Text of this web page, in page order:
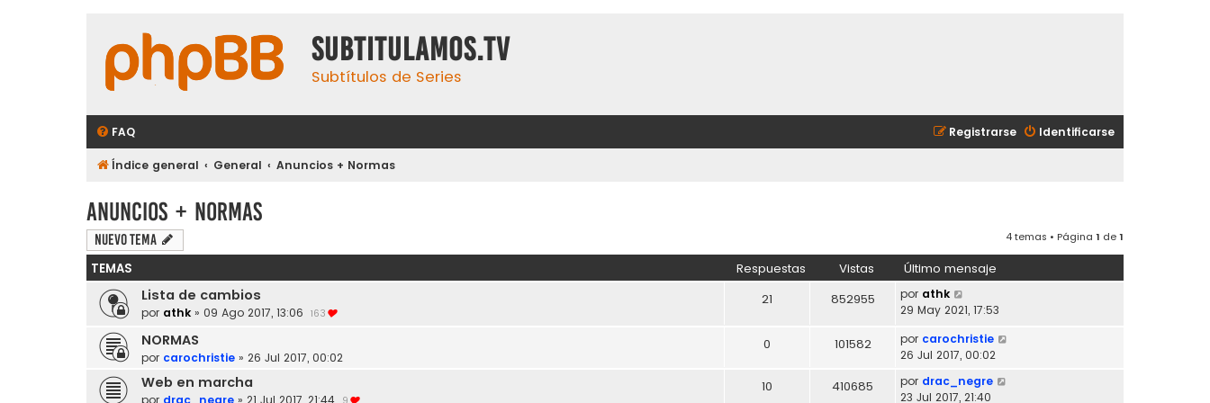
subtitulamos.tv
Subtítulos de Series
FAQ Identificarse
Registrarse
Índice general General Anuncios + Normas
Anuncios + Normas
Nuevo Tema 4 temas • Página 1 de1
TEMAS Respuestas Vistas Último mensaje
Lista de cambios
por athk » 09 Ago 2017, 13:06 163
21 852955 por athk
29 May 2021, 17:53
NORMAS
por carochristie » 26 Jul 2017, 00:02
0 101582 por carochristie
26 Jul 2017, 00:02
Web en marcha
por drac_negre » 21 Jul 2017, 21:44
10 410685 por drac_negre
23 Jul 2017, 21:40